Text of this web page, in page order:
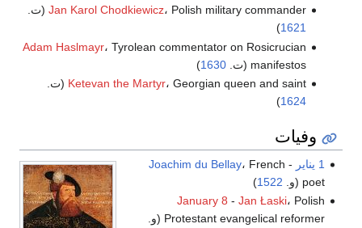
Jan Karol Chodkiewicz، Polish military commander (ت.
1621
)
Adam Haslmayr، Tyrolean commentator on Rosicrucian
manifestos (ت.
1630
)
Ketevan the Martyr، Georgian queen and saint (ت.
1624
)
وفيات
1 يناير -
Joachim du Bellay، French
poet (و.
1522
)
January 8 - Jan Łaski، Polish
Protestant evangelical reformer (و.